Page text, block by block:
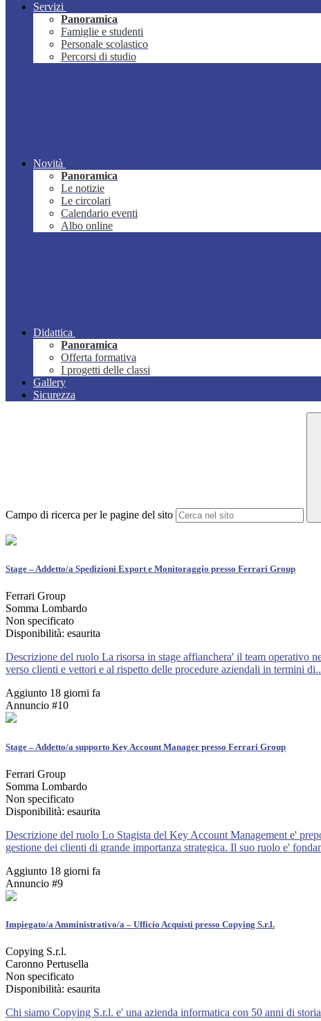
Servizi
Panoramica
Famiglie e studenti
Personale scolastico
Percorsi di studio
Novità
Panoramica
Le notizie
Le circolari
Calendario eventi
Albo online
Didattica
Panoramica
Offerta formativa
I progetti delle classi
Gallery
Sicurezza
Campo di ricerca per le pagine del sito
Stage – Addetto/a Spedizioni Export e Monitoraggio presso Ferrari Group
Ferrari Group
Somma Lombardo
Non specificato
Disponibilità: esaurita
Descrizione del ruolo La risorsa in stage affianchera' il team operativo
verso clienti e vettori e al rispetto delle procedure aziendali in termini
Aggiunto 18 giorni fa
Annuncio #10
Stage – Addetto/a supporto Key Account Manager presso Ferrari Group
Ferrari Group
Somma Lombardo
Non specificato
Disponibilità: esaurita
Descrizione del ruolo Lo Stagista del Key Account Management e'
gestione dei clienti di grande importanza strategica. Il suo ruolo e'
Aggiunto 18 giorni fa
Annuncio #9
Impiegato/a Amministrativo/a – Ufficio Acquisti presso Copying S.r.l.
Copying S.r.l.
Caronno Pertusella
Non specificato
Disponibilità: esaurita
Chi siamo Copying S.r.l. e' una azienda informatica con 50 anni di